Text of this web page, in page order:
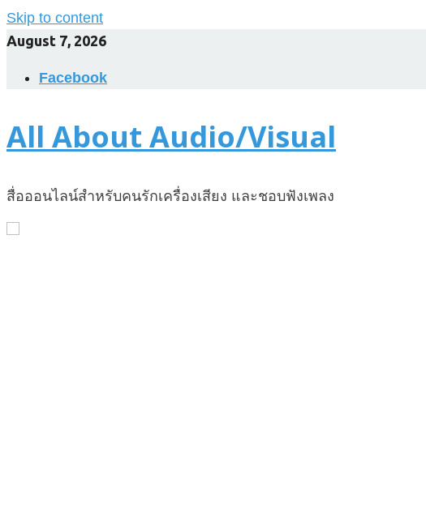
Skip to content
August 7, 2026
Facebook
All About Audio/Visual
สื่อออนไลน์สำหรับคนรักเครื่องเสียง และชอบฟังเพลง